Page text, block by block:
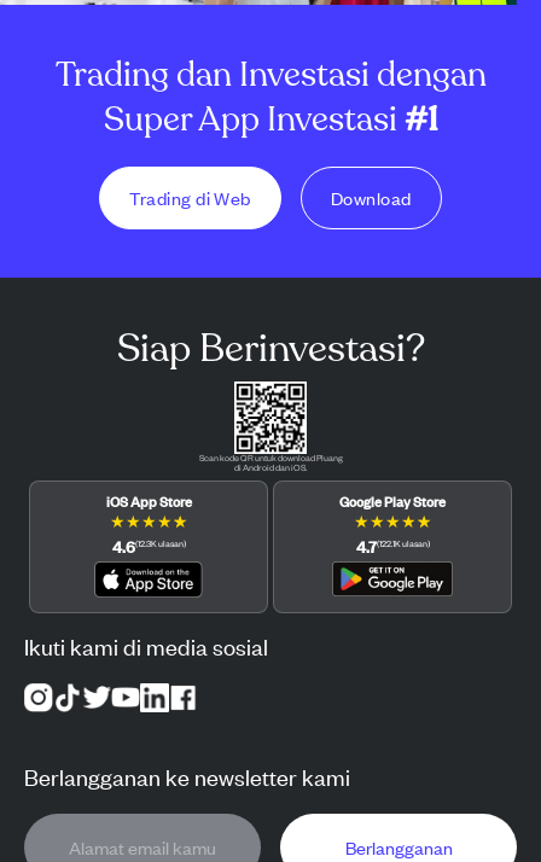
Trading dan Investasi dengan
Super App Investasi#1
Trading di Web Download
Siap Berinvestasi?
Scan kode QR untuk download Pluang
di Android dan iOS.
iOS App Store
★★★★★
4.6(12.3Kulasan)
Google Play Store
★★★★★
4.7(122.1Kulasan)
Ikuti kami di media sosial
Berlangganan ke newsletter kami
Berlangganan